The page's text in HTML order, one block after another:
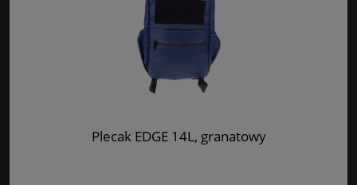
Plecak EDGE 14L, granatowy